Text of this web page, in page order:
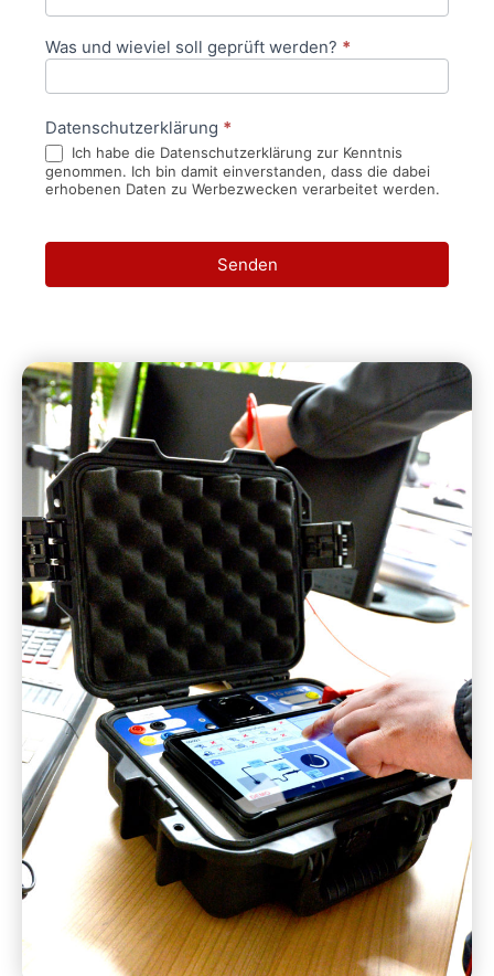
Was und wieviel soll geprüft werden? *
Datenschutzerklärung *
Ich habe die Datenschutzerklärung zur Kenntnis
genommen. Ich bin damit einverstanden, dass die dabei
erhobenen Daten zu Werbezwecken verarbeitet werden.
Senden